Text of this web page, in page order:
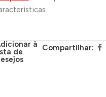
à
de
Compartilhar: